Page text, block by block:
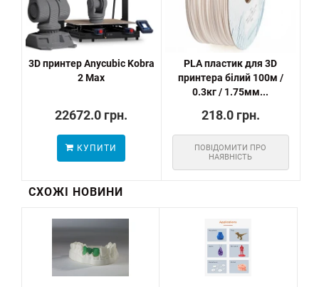
3D принтер Anycubic Kobra
2 Max
22672.0 грн.
КУПИТИ
PLA пластик для 3D
принтера білий 100м /
0.3кг / 1.75мм...
218.0 грн.
ПОВІДОМИТИ ПРО
НАЯВНІСТЬ
СХОЖІ НОВИНИ